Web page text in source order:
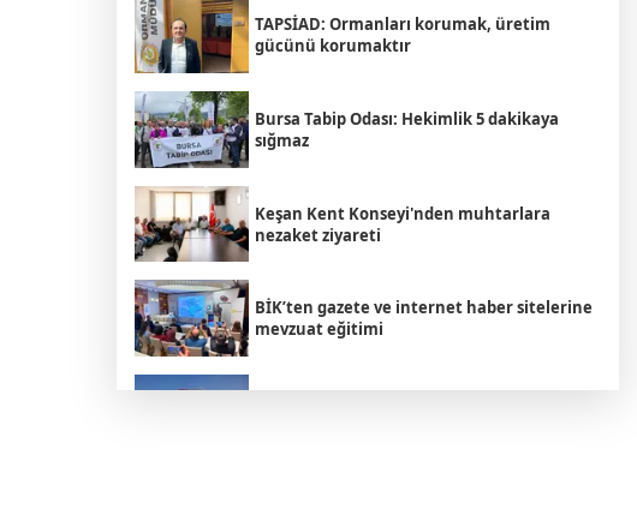
TAPSİAD: Ormanları korumak, üretim
gücünü korumaktır
Bursa Tabip Odası: Hekimlik 5 dakikaya
sığmaz
Keşan Kent Konseyi'nden muhtarlara
nezaket ziyareti
BİK’ten gazete ve internet haber sitelerine
mevzuat eğitimi